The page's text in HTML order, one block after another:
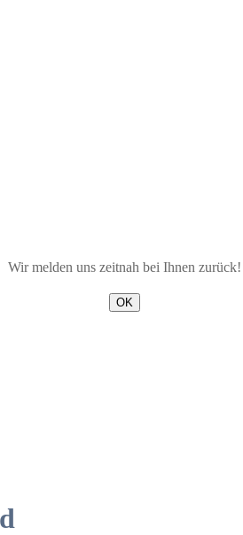
Wir melden uns zeitnah bei Ihnen zurück!
OK